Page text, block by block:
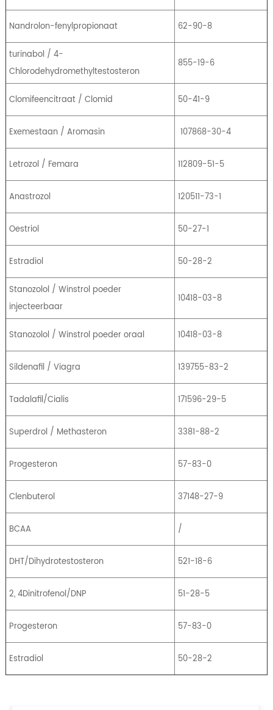
Nandrolon-fenylpropionaat 62-90-8
turinabol / 4-
Chlorodehydromethyltestosteron
855-19-6
Clomifeencitraat / Clomid 50-41-9
Exemestaan ​​/ Aromasin 107868-30-4
Letrozol / Femara 112809-51-5
Anastrozol 120511-73-1
Oestriol 50-27-1
Estradiol 50-28-2
Stanozolol / Winstrol poeder
injecteerbaar
10418-03-8
Stanozolol / Winstrol poeder oraal 10418-03-8
Sildenafil / Viagra 139755-83-2
Tadalafil/Cialis 171596-29-5
Superdrol / Methasteron 3381-88-2
Progesteron 57-83-0
Clenbuterol 37148-27-9
BCAA /
DHT/Dihydrotestosteron 521-18-6
2, 4Dinitrofenol/DNP 51-28-5
Progesteron 57-83-0
Estradiol 50-28-2